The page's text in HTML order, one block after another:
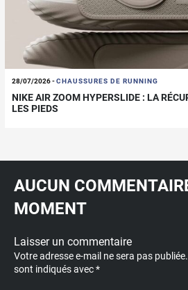
28/07/2026-CHAUSSURES DE RUNNING
NIKE AIR ZOOM HYPERSLIDE : LA
LES PIEDS
AUCUN
MOMENT
Laisser un commentaire
Votre adresse e-mail ne sera pas publiée.
sont indiqués avec*